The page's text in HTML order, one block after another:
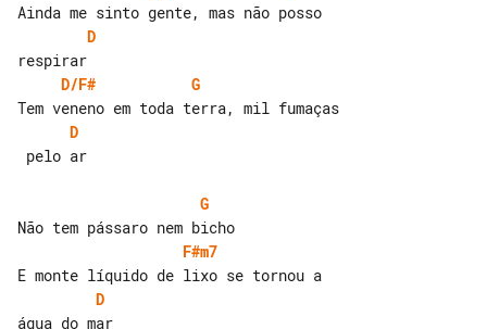
D
D/F#
G
D
G
F#m7
D